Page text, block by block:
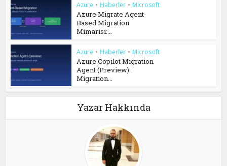
Azure • Haberler • Microsoft
Azure Migrate Agent-
Based Migration
Mimarisi:...
Azure • Haberler • Microsoft
Azure Copilot Migration
Agent (Preview):
Migration...
Yazar Hakkında